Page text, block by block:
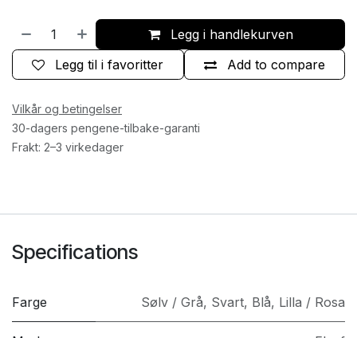
Legg i handlekurven
Add to compare
Legg til i favoritter
Vilkår og betingelser
30-dagers pengene-tilbake-garanti
Frakt: 2–3 virkedager
Specifications
Farge Sølv / Grå, Svart, Blå, Lilla / Rosa